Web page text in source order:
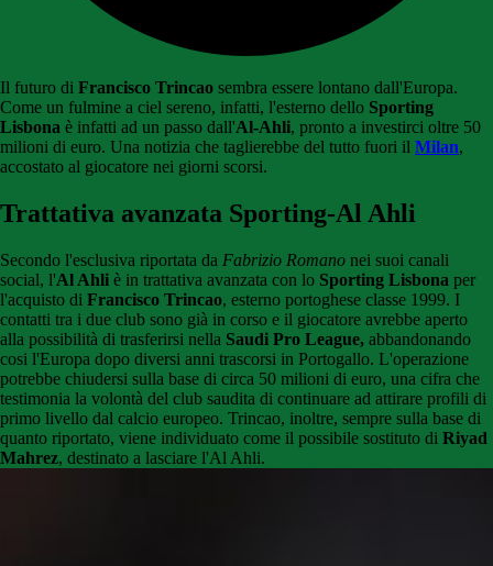
Il futuro di Francisco Trincao sembra essere lontano dall'Europa.
Come un fulmine a ciel sereno, infatti, l'esterno dello Sporting
Lisbona è infatti ad un passo dall'Al-Ahli, pronto a investirci oltre 50
milioni di euro. Una notizia che taglierebbe del tutto fuori il Milan,
accostato al giocatore nei giorni scorsi.
Trattativa avanzata Sporting-Al Ahli
Secondo l'esclusiva riportata da Fabrizio Romano nei suoi canali
social, l'Al Ahli è in trattativa avanzata con lo Sporting Lisbona per
l'acquisto di Francisco Trincao, esterno portoghese classe 1999. I
contatti tra i due club sono già in corso e il giocatore avrebbe aperto
alla possibilità di trasferirsi nella Saudi Pro League, abbandonando
cosi l'Europa dopo diversi anni trascorsi in Portogallo. L'operazione
potrebbe chiudersi sulla base di circa 50 milioni di euro, una cifra che
testimonia la volontà del club saudita di continuare ad attirare profili di
primo livello dal calcio europeo. Trincao, inoltre, sempre sulla base di
quanto riportato, viene individuato come il possibile sostituto di Riyad
Mahrez, destinato a lasciare l'Al Ahli.